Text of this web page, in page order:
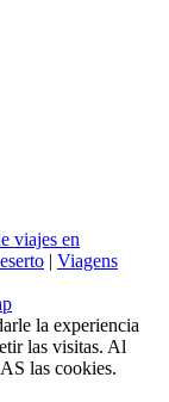
viajes en
| Viagens
la experiencia
las visitas. Al
las cookies.